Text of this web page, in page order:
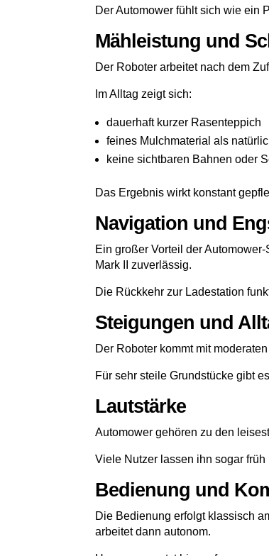
Der Automower fühlt sich wie ein
Mähleistung und
Der Roboter arbeitet nach dem
Im Alltag zeigt sich:
dauerhaft kurzer Rasenteppich
feines Mulchmaterial als
keine sichtbaren Bahnen oder
Das Ergebnis wirkt konstant
Navigation und
Ein großer Vorteil der
Mark II zuverlässig.
Die Rückkehr zur Ladestation
Steigungen und
Der Roboter kommt mit
Für sehr steile Grundstücke gibt
Lautstärke
Automower gehören zu den
Viele Nutzer lassen ihn sogar
Bedienung und
Die Bedienung erfolgt klassisch
arbeitet dann autonom.